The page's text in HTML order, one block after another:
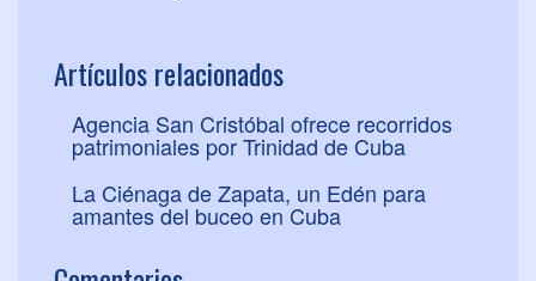
Artículos relacionados
Agencia San Cristóbal ofrece recorridos
patrimoniales por Trinidad de Cuba
La Ciénaga de Zapata, un Edén para
amantes del buceo en Cuba